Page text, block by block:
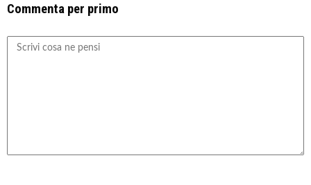
Commenta per primo